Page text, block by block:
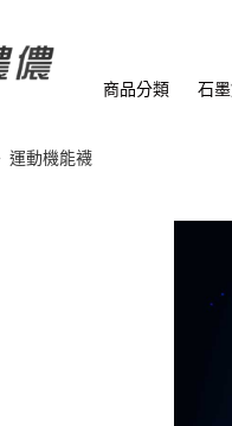
商品分類 石
運動機能襪